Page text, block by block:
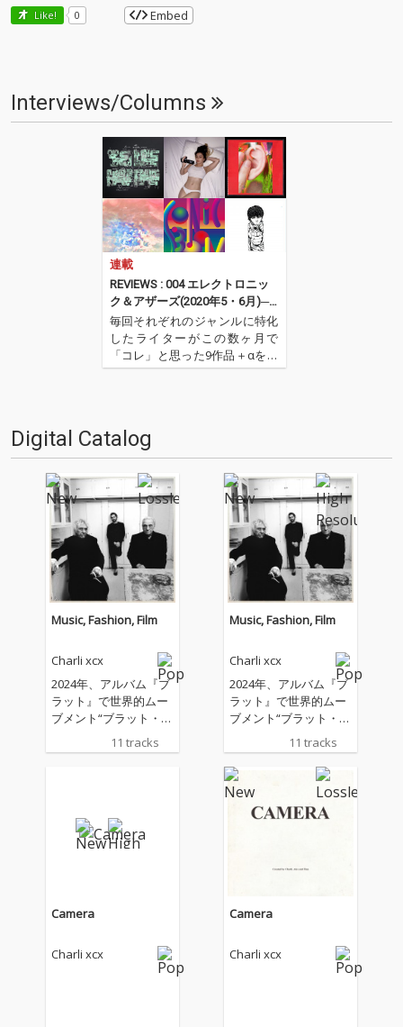
Like! 0 Embed
Interviews/Columns
連載
REVIEWS : 004 エレクトロニッ
ク＆アザーズ(2020年5・6月)──
八木皓平
毎回それぞれのジャンルに特化
したライターがこの数ヶ月で
「コレ」と思った9作品＋αを紹
介するコーナー。今回はエレク
く、ベースラインも強調され
ず、ほとんどの楽曲はダンサブ
ルとい…
Digital Catalog
Music, Fashion, Film
Charli xcx
2024年、アルバム『ブ
ラット』で世界的ムー
ブメント“ブラット・サ
マー”を巻き起こし、音
楽やファッション、イ
チャーリーxcxが最新
作『ミュージック・フ
を告げたチャーリーｘ
ｃｘの新しい時代は何
マにし、文字通り“音
11 tracks
Music, Fashion, Film
Charli xcx
2024年、アルバム『ブ
ラット』で世界的ムー
ブメント“ブラット・サ
マー”を巻き起こし、音
楽やファッション、イ
ンターネットカルチャ
ーを横断しながら時代
そのものを塗り替えた
チャーリーxcxが最新
ム』をリリース！ “ブ
を告げたチャーリーｘ
ｃｘの新しい時代は何
マにし、文字通り“音
11 tracks
Camera
Charli xcx
Camera
Charli xcx